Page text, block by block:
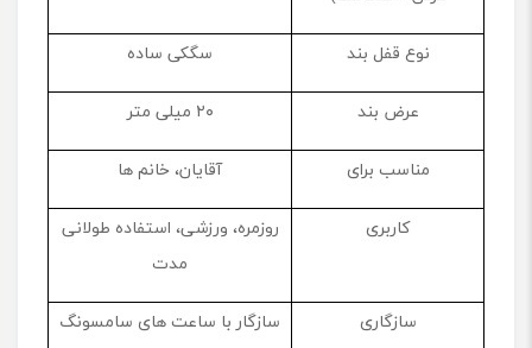
نوع قفل بند
سگکی ساده
عرض بند
۲۰ میلی ‌متر
مناسب برای
آقایان، خانم‌ ها
کاربری
روزمره، ورزشی، استفاده طولانی
مدت
سازگاری
سازگار با ساعت ‌های سامسونگ